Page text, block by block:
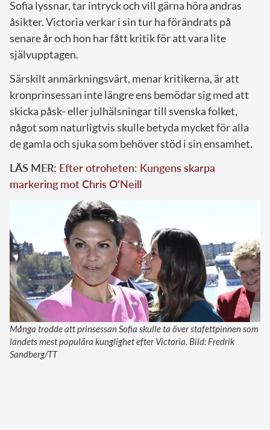
Sofia lyssnar, tar intryck och vill gärna höra andras
åsikter. Victoria verkar i sin tur ha förändrats på
senare år och hon har fått kritik för att vara lite
självupptagen.
Särskilt anmärkningsvärt, menar kritikerna, är att
kronprinsessan inte längre ens bemödar sig med att
skicka påsk- eller julhälsningar till svenska folket,
något som naturligtvis skulle betyda mycket för alla
de gamla och sjuka som behöver stöd i sin ensamhet.
LÄS MER: Efter otroheten: Kungens skarpa
markering mot Chris O’Neill
Många trodde att prinsessan Sofia skulle ta över stafettpinnen som
landets mest populära kunglighet efter Victoria. Bild: Fredrik
Sandberg/TT